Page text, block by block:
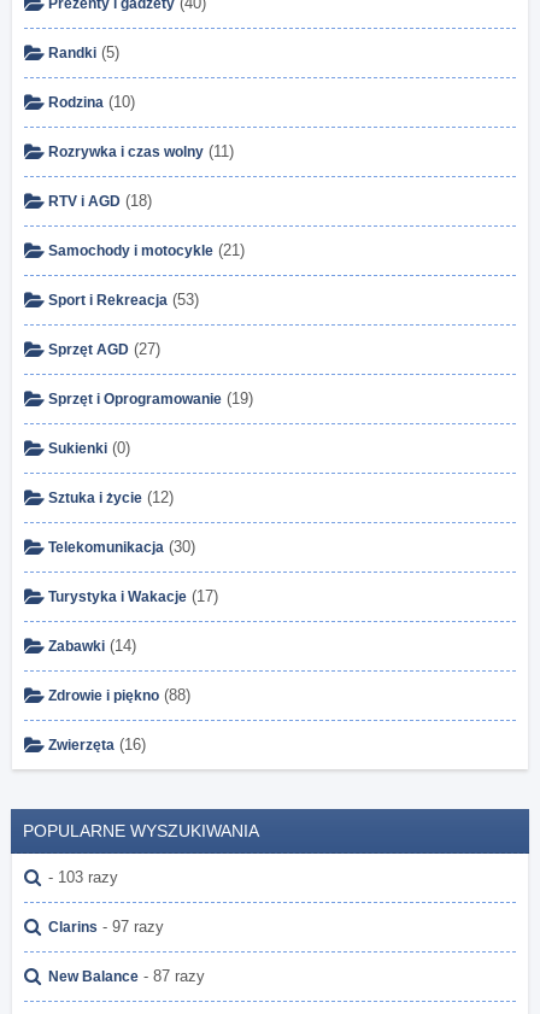
Prezenty i gadżety
Randki (5)
Rodzina (10)
Rozrywka i czas wolny (11)
RTV i AGD (18)
Samochody i motocykle (21)
Sport i Rekreacja (53)
Sprzęt AGD (27)
Sprzęt i Oprogramowanie (19)
Sukienki (0)
Sztuka i życie (12)
Telekomunikacja (30)
Turystyka i Wakacje (17)
Zabawki (14)
Zdrowie i piękno (88)
Zwierzęta (16)
POPULARNE WYSZUKIWANIA
- 103 razy
Clarins - 97 razy
New Balance - 87 razy